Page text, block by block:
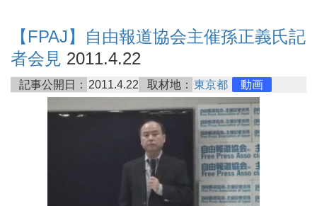
【FPAJ】自由報道協会主催孫正義氏記
者会見 2011.4.22
記事公開日： 2011.4.22 取材地： 東京都 動画